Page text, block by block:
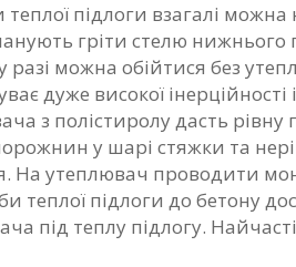
підлоги взагалі можна
гріти стелю
можна обійтися без
дуже високої інерційності
з полістиролу дасть
у шарі стяжки та
На утеплювач проводити
теплої підлоги до бетону
під теплу підлогу.